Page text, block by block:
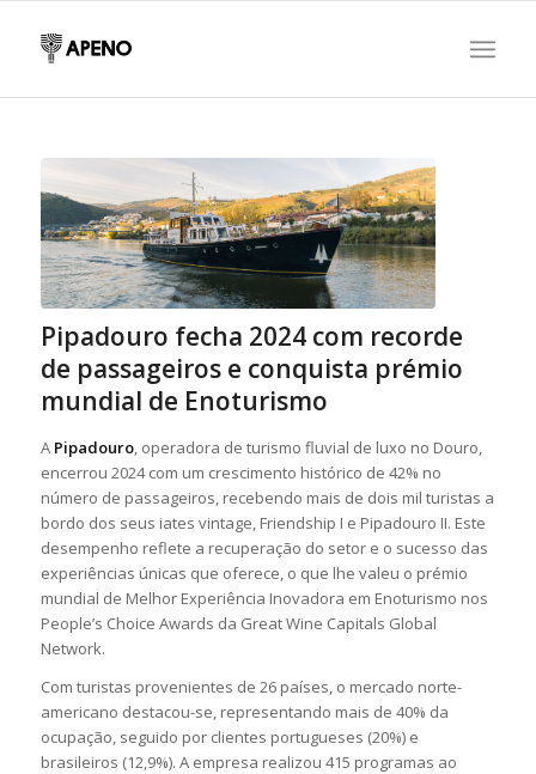
Pipadouro fecha 2024 com recorde
de passageiros e conquista prémio
mundial de Enoturismo
A Pipadouro, operadora de turismo fluvial de luxo no Douro,
encerrou 2024 com um crescimento histórico de 42% no
número de passageiros, recebendo mais de dois mil turistas a
bordo dos seus iates vintage, Friendship I e Pipadouro II. Este
desempenho reflete a recuperação do setor e o sucesso das
experiências únicas que oferece, o que lhe valeu o prémio
mundial de Melhor Experiência Inovadora em Enoturismo nos
People’s Choice Awards da Great Wine Capitals Global
Network.
Com turistas provenientes de 26 países, o mercado norte-
americano destacou-se, representando mais de 40% da
ocupação, seguido por clientes portugueses (20%) e
brasileiros (12,9%). A empresa realizou 415 programas ao